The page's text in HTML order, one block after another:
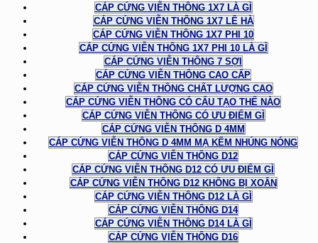
CÁP CỨNG VIỄN THÔNG 1X7 LÀ GÌ
CÁP CỨNG VIỄN THÔNG 1X7 LÊ HÀ
CÁP CỨNG VIỄN THÔNG 1X7 PHI 10
CÁP CỨNG VIỄN THÔNG 1X7 PHI 10 LÀ GÌ
CÁP CỨNG VIỄN THÔNG 7 SỢI
CÁP CỨNG VIỄN THÔNG CAO CẤP
CÁP CỨNG VIỄN THÔNG CHẤT LƯỢNG CAO
CÁP CỨNG VIỄN THÔNG CÓ CẤU TẠO THẾ NÀO
CÁP CỨNG VIỄN THÔNG CÓ ƯU ĐIỂM GÌ
CÁP CỨNG VIỄN THÔNG D 4MM
CÁP CỨNG VIỄN THÔNG D 4MM MẠ KẼM NHÚNG NÓNG
CÁP CỨNG VIỄN THÔNG D12
CÁP CỨNG VIỄN THÔNG D12 CÓ ƯU ĐIỂM GÌ
CÁP CỨNG VIỄN THÔNG D12 KHÔNG BỊ XOẮN
CÁP CỨNG VIỄN THÔNG D12 LÀ GÌ
CÁP CỨNG VIỄN THÔNG D14
CÁP CỨNG VIỄN THÔNG D14 LÀ GÌ
CÁP CỨNG VIỄN THÔNG D16